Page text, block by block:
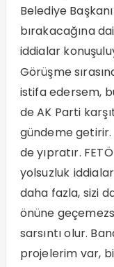
Belediye
bırakacağına
iddialar
Görüşme
istifa edersem,
de AK Parti
gündeme getirir.
de yıpratır.
yolsuzluk
daha fazla, sizi
önüne
sarsıntı olur.
projelerim var,